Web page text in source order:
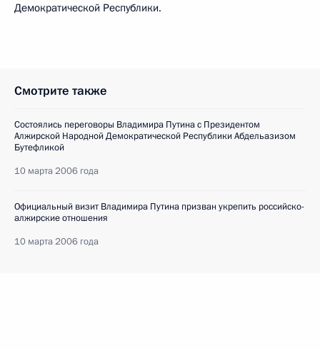
Демократической Республики.
Смотрите также
Состоялись переговоры Владимира Путина с Президентом
Алжирской Народной Демократической Республики Абдельазизом
Бутефликой
10 марта 2006 года
Официальный визит Владимира Путина призван укрепить российско-
алжирские отношения
10 марта 2006 года